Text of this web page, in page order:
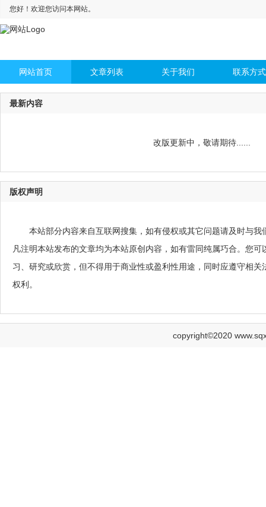
您好！欢迎您访问本网站。
网站首页 文章列表 关于我们 联系方式
最新内容
改版更新中，敬请期待......
版权声明
本站部分内容来自互联网搜集，如有侵权或其它问题请及时与
凡注明本站发布的文章均为本站原创内容，如有雷同纯属巧合。您
习、研究或欣赏，但不得用于商业性或盈利性用途，同时应遵守相
权利。
copyright©2020